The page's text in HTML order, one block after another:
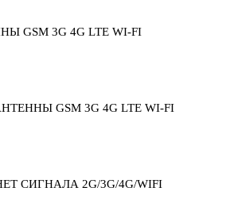
GSM 3G 4G LTE WI-FI
GSM 3G 4G LTE WI-FI
СИГНАЛА 2G/3G/4G/WIFI